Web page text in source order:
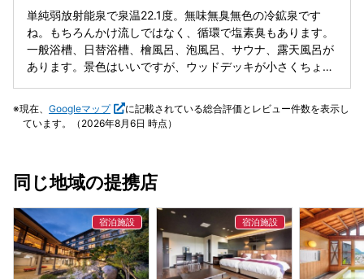
単純弱放射能泉で泉温22.1度。無味無臭無色の冷鉱泉です
ね。もちろんかけ流しではなく、循環で塩素臭もあります。
一般浴槽、日替浴槽、檜風呂、泡風呂、サウナ、露天風呂が
あります。景色はいいですが、ウッドデッキが小さくちょっ
休憩する場所も狭いです。2階のデッキば広いのですが冬は
寒いので残念です。入浴料850円で少しお高めです。 特色の
現在、 Googleマップ
に記載されている総合評価とレビュー件数を表示し
ています。（2026年8月6日 時点）
同じ地域の提携店